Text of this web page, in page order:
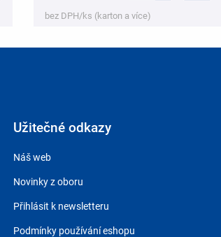
bez DPH/ks (karton a více)
Užitečné odkazy
Náš web
Novinky z oboru
Přihlásit k newsletteru
Podmínky používání eshopu